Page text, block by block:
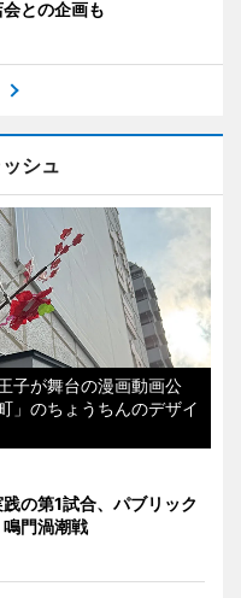
との企画も
シュ
子が舞台の漫画動画公
」のちょうちんのデザイ
の第1試合、パブリック
門渦潮戦